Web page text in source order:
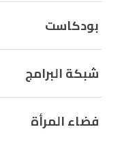
بودكاست
شبكة البرامج
فضاء المرأة